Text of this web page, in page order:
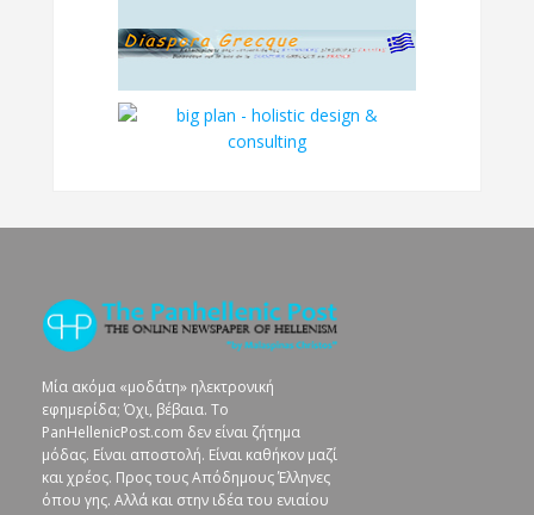
Μία ακόμα «μοδάτη» ηλεκτρονική
εφημερίδα; Όχι, βέβαια. To
PanHellenicPost.com δεν είναι ζήτημα
μόδας. Είναι αποστολή. Είναι καθήκον μαζί
και χρέος. Προς τους Απόδημους Έλληνες
όπου γης. Αλλά και στην ιδέα του ενιαίου